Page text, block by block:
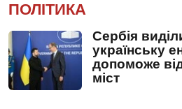
ПОЛІТИКА
Сербія
українську
допоможе
міст